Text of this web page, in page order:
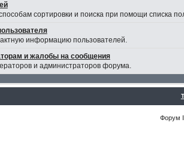
сортировки и поиска при помощи списка
информацию пользователей.
и жалобы на сообщения
и администраторов форума.
Форум